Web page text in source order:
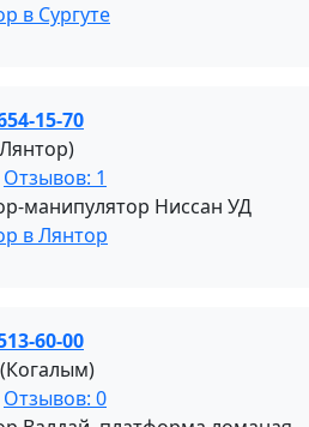
Эвакуатор в Сургуте
15-70
Отзывов: 1
манипулятор Ниссан УД
в Лянтор
60-00
Отзывов: 0